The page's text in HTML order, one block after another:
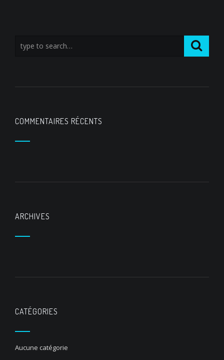
COMMENTAIRES RÉCENTS
ARCHIVES
CATÉGORIES
Aucune catégorie